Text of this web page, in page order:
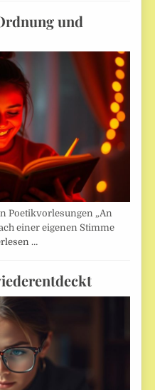
und
Poetikvorlesungen „An
einer eigenen Stimme
…